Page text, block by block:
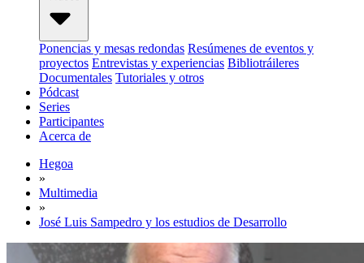
Ponencias y mesas redondas Resúmenes de eventos y
proyectos Entrevistas y experiencias Bibliotráileres
Documentales Tutoriales y otros
Pódcast
Series
Participantes
Acerca de
Hegoa
»
Multimedia
»
José Luis Sampedro y los estudios de Desarrollo